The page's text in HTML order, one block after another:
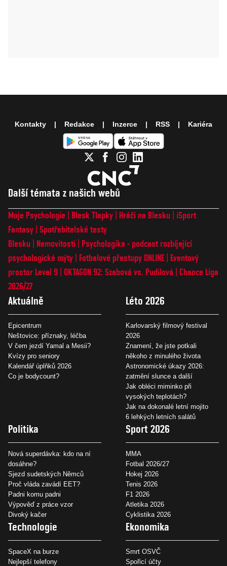
Další témata z našich webů
Moje Psychologie Blesk Tlapky Hráči na Blesku
iSport
Fantasy Spotřebitelské testy
Blesku
Nemovitosti
Psychologika - podcast rozbíjející
psychologické mýty
Fotbalové přestupy ONLINE
Eventový
prostor Level 9 OKTAGON 92: Szabová vs. Pudilová
Chance Liga
2026/27
Aktuálně
Epicentrum
Neštovice: příznaky, léčba
V čem jezdí Yamal a Mesii?
Kvízy pro seniory
Kalendář úplňků 2026
Co je bodycount?
Léto 2026
Karlovarský filmový festival
2026
Znamení, že jste potkali
někoho z minulého života
Astronomické úkazy 2026:
zatmění slunce a další
Jak obléci miminko při
vysokých teplotách?
Jak na dokonalé letní mojito
6 lehkých letních salátů
Politika
Nová superdávka: kdo na ní
dosáhne?
Sjezd sudetských Němců
Proč vláda zavádí EET?
Padni komu padni
Výpověď z práce vzor
Divoký kačer
Sport 2026
MMA
Fotbal 2026/27
Hokej 2026
Tenis 2026
F1 2026
Atletika 2026
Cyklistika 2026
Technologie
SpaceX na burze
Nejlepší telefony
Ekonomika
Smrt OSVČ
Spořicí účty
Kontakty Redakce Inzerce RSS Kariéra